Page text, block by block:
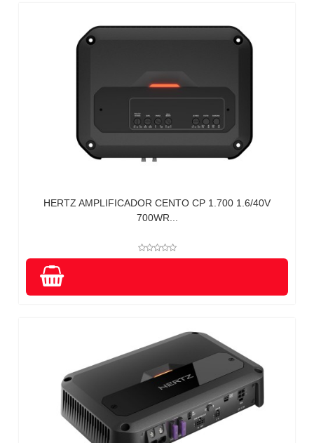
HERTZ AMPLIFICADOR CENTO CP 1.700 1.6/40V
700WR...